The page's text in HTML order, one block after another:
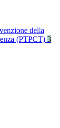
della
(PTPCT) 3